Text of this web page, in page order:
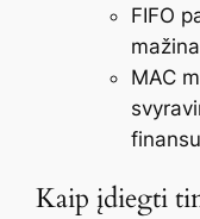
FIFO
MAC
Kaip įdiegti